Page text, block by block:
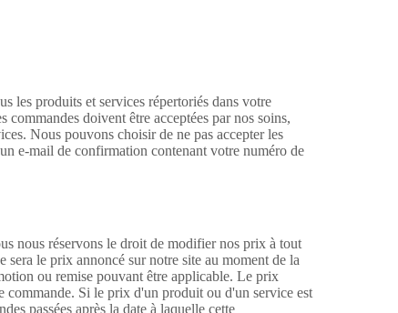
les produits et services répertoriés dans votre
doivent être acceptées par nos soins,
Nous pouvons choisir de ne pas accepter les
e-mail de confirmation contenant votre numéro de
nous réservons le droit de modifier nos prix à tout
le prix annoncé sur notre site au moment de la
ou remise pouvant être applicable. Le prix
Si le prix d'un produit ou d'un service est
passées après la date à laquelle cette